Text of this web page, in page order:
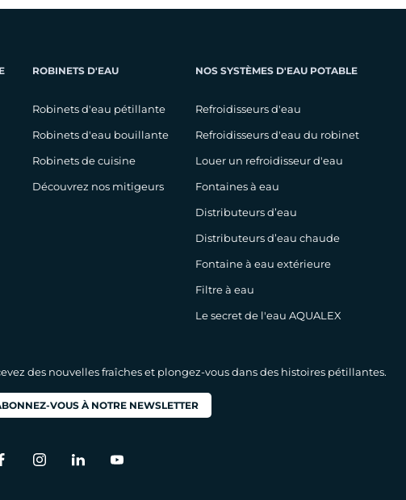
ROBINETS D'EAU
Robinets d'eau pétillante
Robinets d'eau bouillante
Robinets de cuisine
Découvrez nos mitigeurs
NOS SYSTÈMES D'EAU POTABLE
Refroidisseurs d'eau
Refroidisseurs d'eau du robinet
Louer un refroidisseur d'eau
Fontaines à eau
Distributeurs d’eau
Distributeurs d’eau chaude
Fontaine à eau extérieure
Filtre à eau
Le secret de l'eau AQUALEX
des nouvelles fraîches et plongez-vous dans des histoires pétillantes.
VOUS À NOTRE NEWSLETTER